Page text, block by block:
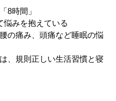
8時間」
悩みを抱えている
の痛み、頭痛など睡眠の悩
、規則正しい生活習慣と寝